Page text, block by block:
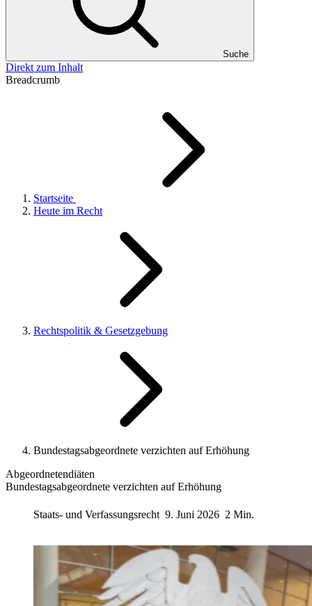
Suche
Direkt zum Inhalt
Breadcrumb
Startseite
Heute im Recht
Rechtspolitik & Gesetzgebung
Bundestagsabgeordnete verzichten auf Erhöhung
Abgeordnetendiäten
Bundestagsabgeordnete verzichten auf Erhöhung
Staats- und Verfassungsrecht 9. Juni 2026 2 Min.